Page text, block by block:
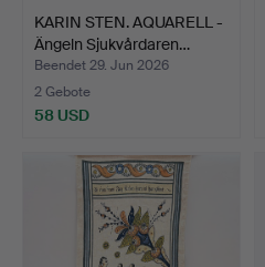
KARIN STEN. AQUARELL -
Ängeln Sjukvårdaren…
Beendet 29. Jun 2026
2 Gebote
58 USD